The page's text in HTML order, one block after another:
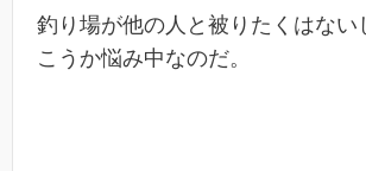
釣り場が他の人と被りたくはない
こうか悩み中なのだ。